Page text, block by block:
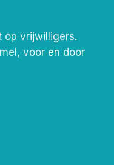
op vrijwilligers.
voor en door